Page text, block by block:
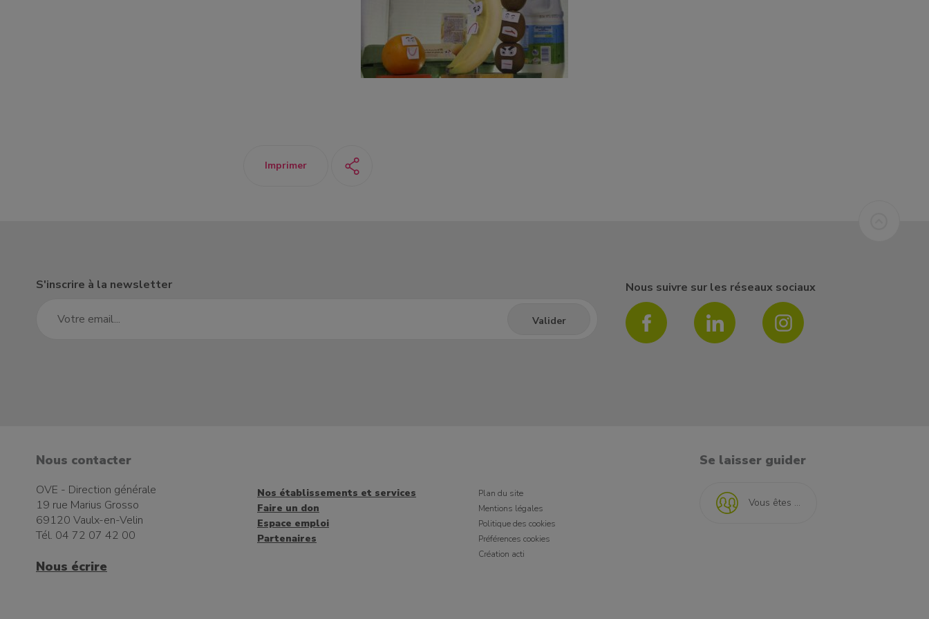
Imprimer
S'inscrire à la newsletter Nous suivre sur les réseaux sociaux
Nous contacter
OVE - Direction générale
19 rue Marius Grosso
69120 Vaulx-en-Velin
Tél. 04 72 07 42 00
Nous écrire
Nos établissements et services
Faire un don
Espace emploi
Partenaires
Plan du site
Mentions légales
Politique des cookies
Préférences cookies
Création acti
Se laisser guider
Vous êtes ...